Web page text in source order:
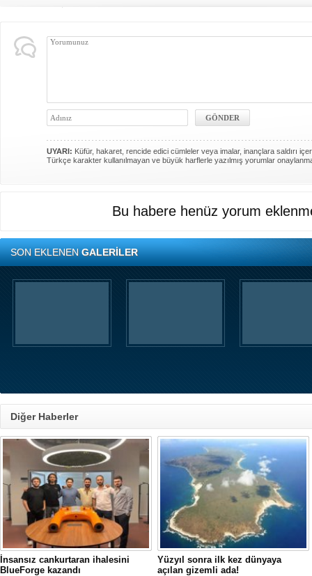
UYARI: Küfür, hakaret, rencide edici cümleler veya imalar, inançlara saldırı
Türkçe karakter kullanılmayan ve büyük harflerle yazılmış yorumlar
Bu habere henüz yorum
SON EKLENENGALERİLER
Diğer Haberler
İnsansız cankurtaran ihalesini
BlueForge kazandı
Yüzyıl sonra ilk kez dünyaya
açılan gizemli ada!